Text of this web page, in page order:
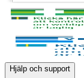
Hjälp och support